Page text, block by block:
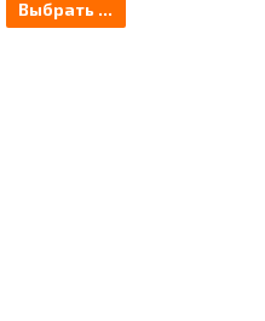
Выбрать ...